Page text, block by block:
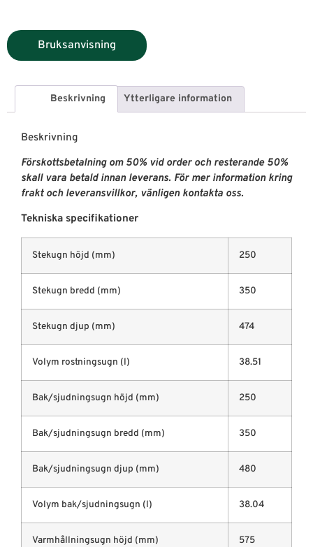
Bruksanvisning
Beskrivning Ytterligare information
Beskrivning
Förskottsbetalning om 50% vid order och resterande 50%
skall vara betald innan leverans. För mer information kring
frakt och leveransvillkor, vänligen kontakta oss.
Tekniska specifikationer
Stekugn höjd (mm) 250
Stekugn bredd (mm) 350
Stekugn djup (mm) 474
Volym rostningsugn (l) 38.51
Bak/sjudningsugn höjd (mm) 250
Bak/sjudningsugn bredd (mm) 350
Bak/sjudningsugn djup (mm) 480
Volym bak/sjudningsugn (l) 38.04
Varmhållningsugn höjd (mm) 575